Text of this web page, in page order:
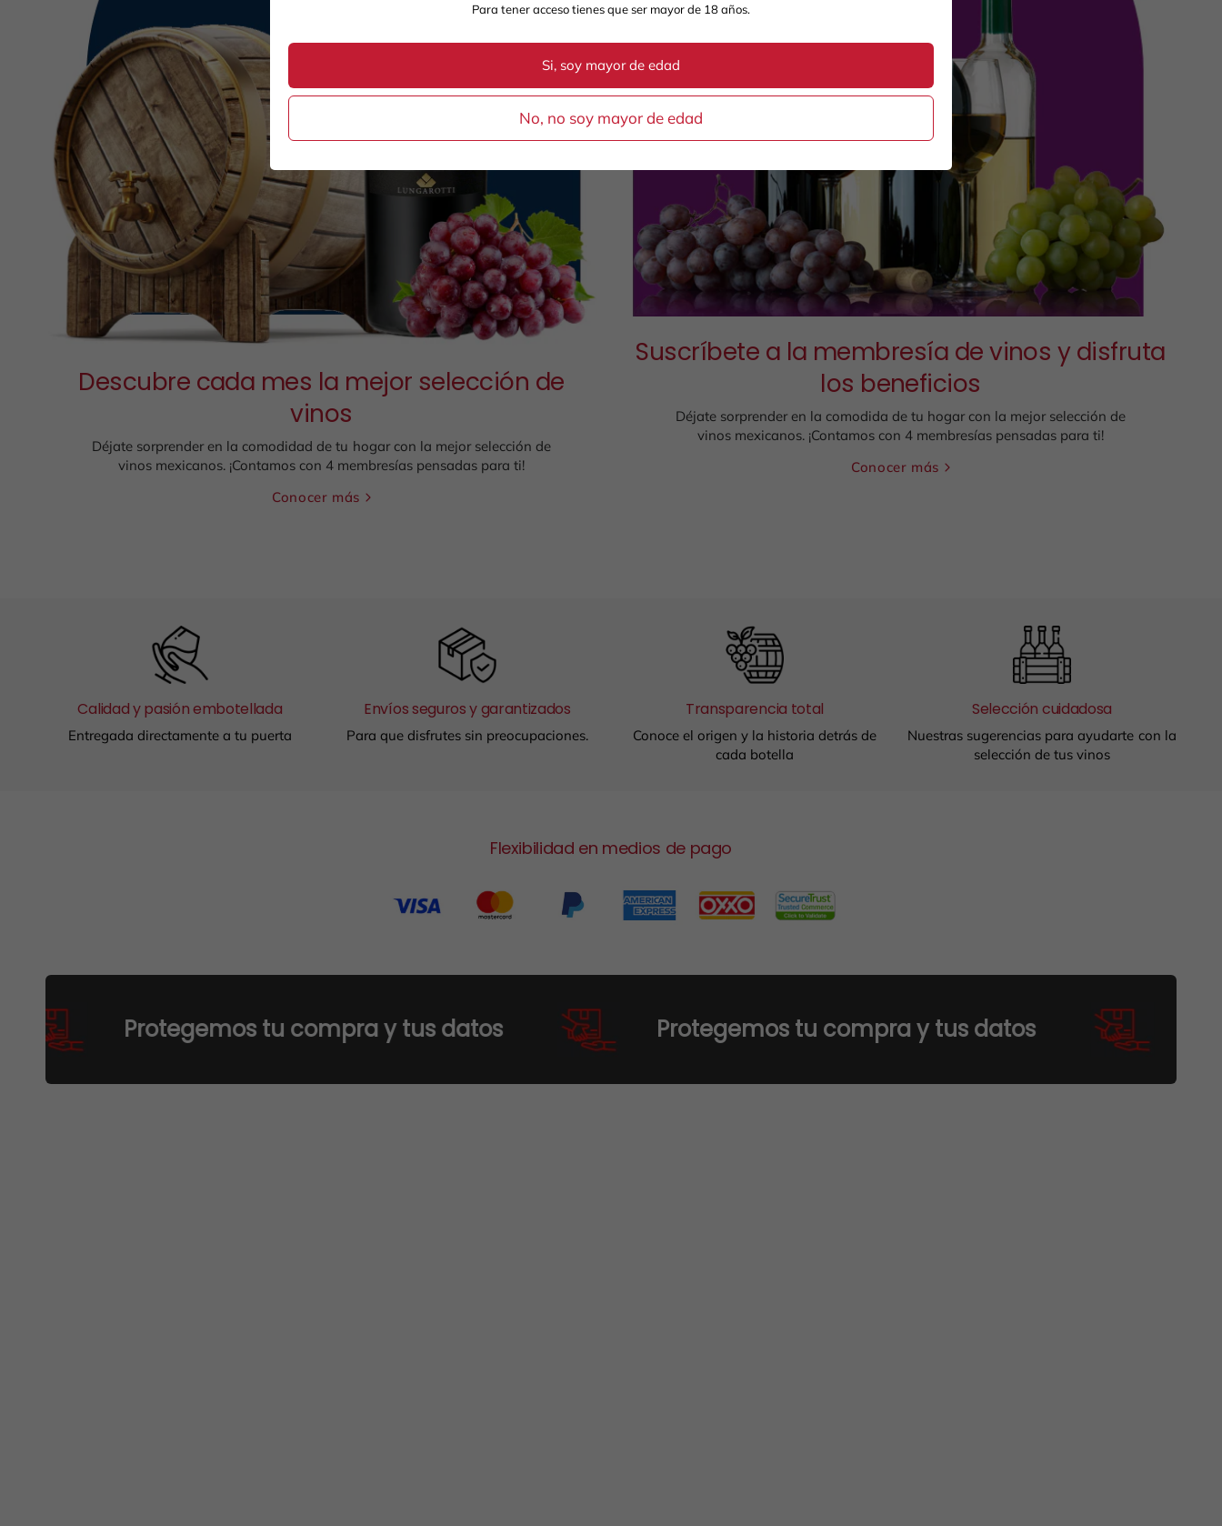
Descubre cada mes la mejor selección de
vinos
Déjate sorprender en la comodidad de tu hogar con la mejor selección de
vinos mexicanos. ¡Contamos con 4 membresías pensadas para ti!
Conocer más
Suscríbete a la membresía de vinos y disfruta
los beneficios
Déjate sorprender en la comodida de tu hogar con la mejor selección de
vinos mexicanos. ¡Contamos con 4 membresías pensadas para ti!
Conocer más
Calidad y pasión embotellada
Entregada directamente a tu puerta
Envíos seguros y garantizados
Para que disfrutes sin preocupaciones.
Transparencia total
Conoce el origen y la historia detrás de
cada botella
Selección cuidadosa
Nuestras sugerencias para ayudarte con la
selección de tus vinos
Flexibilidad en medios de pago
Protegemos tu compra y tus datos Protegemos tu compra y tus datos Envíos
Para tener acceso tienes que ser mayor de 18 años.
Si, soy mayor de edad
No, no soy mayor de edad